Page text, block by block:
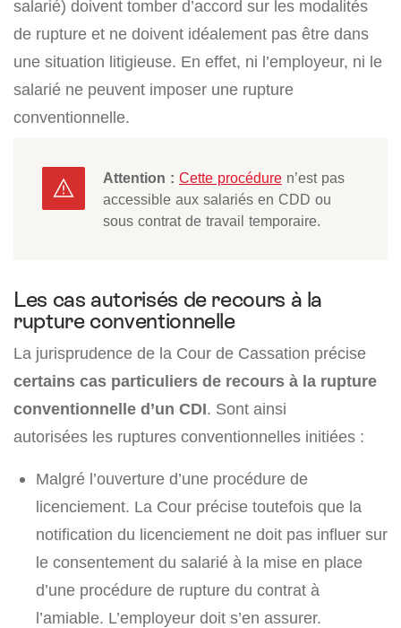
salarié) doivent tomber d’accord sur les modalités
de rupture et ne doivent idéalement pas être dans
une situation litigieuse. En effet, ni l’employeur, ni le
salarié ne peuvent imposer une rupture
conventionnelle.
Attention : Cette procédure n’est pas
accessible aux salariés en CDD ou
sous contrat de travail temporaire.
Les cas autorisés de recours à la
rupture conventionnelle
La jurisprudence de la Cour de Cassation précise
certains cas particuliers de recours à la rupture
conventionnelle d’un CDI. Sont ainsi
autorisées les ruptures conventionnelles initiées :
Malgré l’ouverture d’une procédure de
licenciement. La Cour précise toutefois que la
notification du licenciement ne doit pas influer sur
le consentement du salarié à la mise en place
d’une procédure de rupture du contrat à
l’amiable. L’employeur doit s’en assurer.